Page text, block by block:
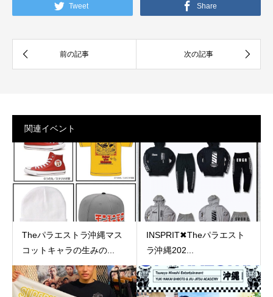
Tweet Share
関連イベント
Theパラエストラ沖縄マス
コットキャラの生みの...
INSPRIT✖︎Theパラエスト
ラ沖縄202...